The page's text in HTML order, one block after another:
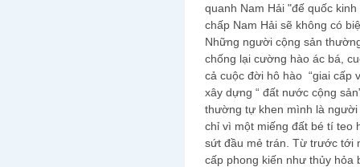
quanh Nam Hải "đế quốc
chấp Nam Hải sẽ không có
Những người cộng sản
chống lại cường hào ác bá,
cả cuộc đời hô hào “giai cấp
xây dựng “ đất nước cộng
thường tự khen mình là
chỉ vì một miếng đất bé tí teo
sứt đầu mẻ trán. Từ trước tới
cấp phong kiến như thủy hỏa